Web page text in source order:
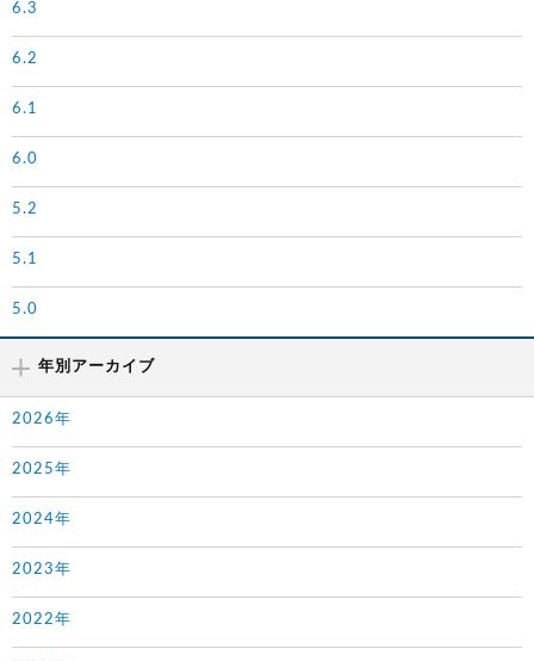
6.3
6.2
6.1
6.0
5.2
5.1
5.0
年別アーカイブ
2026年
2025年
2024年
2023年
2022年